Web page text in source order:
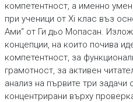
компетентност, а именно
при ученици от Xi клас въз
Ами“ от Ги дьо Мопасан.
концепции, на които почива
компетентност, за
грамотност, за активен
анализ на първите три задачи
концентрирани върху